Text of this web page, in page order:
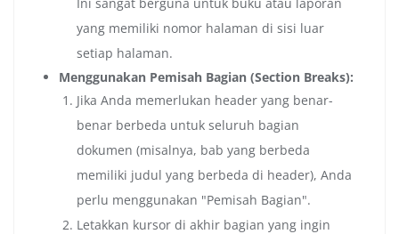
yang memiliki nomor halaman di sisi luar
setiap halaman.
Menggunakan Pemisah Bagian (Section Breaks):
Jika Anda memerlukan header yang benar-
benar berbeda untuk seluruh bagian
dokumen (misalnya, bab yang berbeda
memiliki judul yang berbeda di header), Anda
perlu menggunakan "Pemisah Bagian".
Letakkan kursor di akhir bagian yang ingin